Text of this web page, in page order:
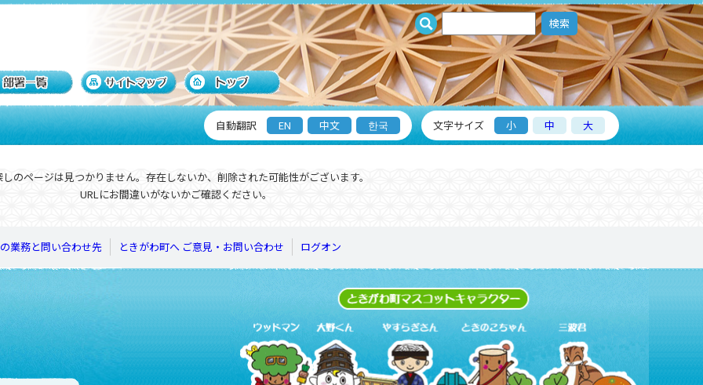
検索
自動翻訳 EN 中文 한국 文字サイズ 小 中 大
のページは見つかりません。存在しないか、削除された可能性がございます。
URLにお間違いがないかご確認ください。
業務と問い合わせ先 ときがわ町へ ご意見・お問い合わせ ログオン